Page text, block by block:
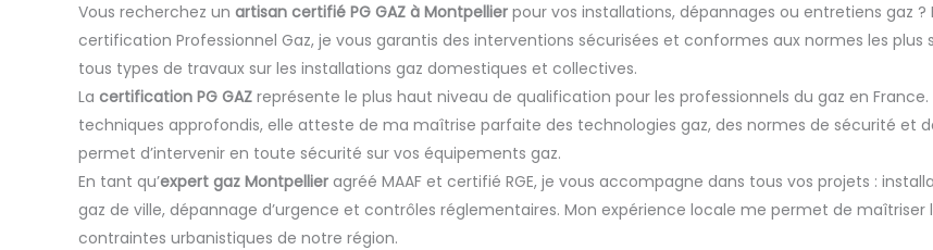
Vous recherchez un artisan certifié PG GAZ à Montpellier pour vos installations, dépannages ou entretiens gaz ?
certification Professionnel Gaz, je vous garantis des interventions sécurisées et conformes aux normes les
tous types de travaux sur les installations gaz domestiques et collectives.
La certification PG GAZ représente le plus haut niveau de qualification pour les professionnels du gaz en
techniques approfondis, elle atteste de ma maîtrise parfaite des technologies gaz, des normes de sécurité et
permet d’intervenir en toute sécurité sur vos équipements gaz.
En tant qu’expert gaz Montpellier agréé MAAF et certifié RGE, je vous accompagne dans tous vos projets :
gaz de ville, dépannage d’urgence et contrôles réglementaires. Mon expérience locale me permet de
contraintes urbanistiques de notre région.